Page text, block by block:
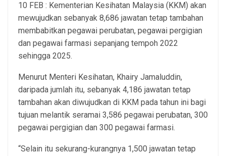
10 FEB : Kementerian Kesihatan Malaysia (KKM) akan
mewujudkan sebanyak 8,686 jawatan tetap tambahan
membabitkan pegawai perubatan, pegawai pergigian
dan pegawai farmasi sepanjang tempoh 2022
sehingga 2025.
Menurut Menteri Kesihatan, Khairy Jamaluddin,
daripada jumlah itu, sebanyak 4,186 jawatan tetap
tambahan akan diwujudkan di KKM pada tahun ini bagi
tujuan melantik seramai 3,586 pegawai perubatan, 300
pegawai pergigian dan 300 pegawai farmasi.
“Selain itu sekurang-kurangnya 1,500 jawatan tetap